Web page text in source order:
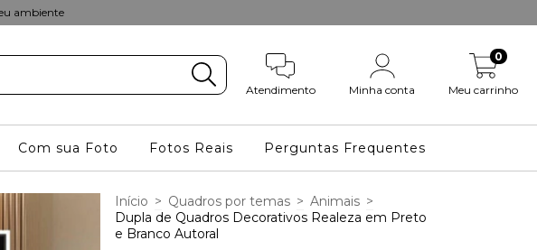
ambiente
Atendimento Minha conta Meu carrinho
0
Com sua Foto Fotos Reais Perguntas Frequentes
Início > Quadros por temas > Animais >
Dupla de Quadros Decorativos Realeza em Preto
e Branco Autoral